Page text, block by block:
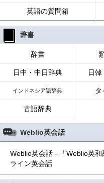
英語の質問箱
辞書
辞書
日中・中日辞典 日
インドネシア語辞典
古語辞典
Weblio英会話
Weblio英会話 - 「Weblio英
ライン英会話